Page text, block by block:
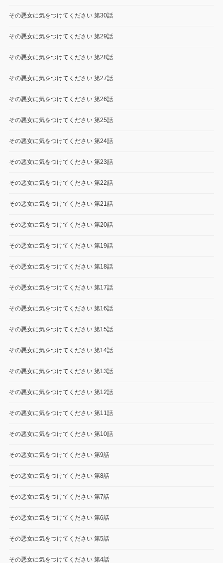
その悪女に気をつけてください 第30話
その悪女に気をつけてください 第29話
その悪女に気をつけてください 第28話
その悪女に気をつけてください 第27話
その悪女に気をつけてください 第26話
その悪女に気をつけてください 第25話
その悪女に気をつけてください 第24話
その悪女に気をつけてください 第23話
その悪女に気をつけてください 第22話
その悪女に気をつけてください 第21話
その悪女に気をつけてください 第20話
その悪女に気をつけてください 第19話
その悪女に気をつけてください 第18話
その悪女に気をつけてください 第17話
その悪女に気をつけてください 第16話
その悪女に気をつけてください 第15話
その悪女に気をつけてください 第14話
その悪女に気をつけてください 第13話
その悪女に気をつけてください 第12話
その悪女に気をつけてください 第11話
その悪女に気をつけてください 第10話
その悪女に気をつけてください 第9話
その悪女に気をつけてください 第8話
その悪女に気をつけてください 第7話
その悪女に気をつけてください 第6話
その悪女に気をつけてください 第5話
その悪女に気をつけてください 第4話